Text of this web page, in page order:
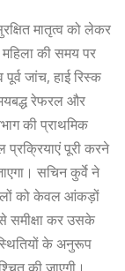
मातृत्व को लेकर
महिला की समय पर
जांच, हाई रिस्क
रेफरल और
की प्राथमिक
प्रक्रियाएं पूरी करने
सचिन कुर्वे ने
को केवल आंकड़ों
समीक्षा कर उसके
के अनुरूप